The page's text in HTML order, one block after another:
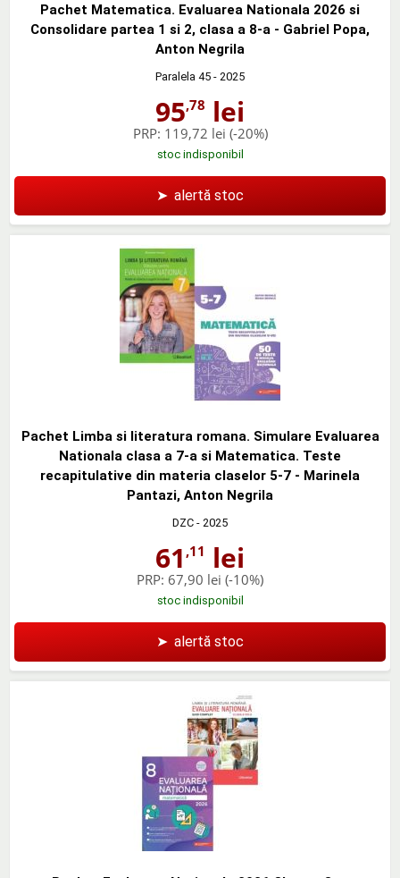
Pachet Matematica. Evaluarea Nationala 2026 si
Consolidare partea 1 si 2, clasa a 8-a - Gabriel Popa,
Anton Negrila
Paralela 45 - 2025
95,78 lei
PRP: 119,72 lei (-20%)
stoc indisponibil
➤ alertă stoc
Pachet Limba si literatura romana. Simulare Evaluarea
Nationala clasa a 7-a si Matematica. Teste
recapitulative din materia claselor 5-7 - Marinela
Pantazi, Anton Negrila
DZC - 2025
61 ,11 lei
PRP: 67,90 lei (-10%)
stoc indisponibil
➤ alertă stoc